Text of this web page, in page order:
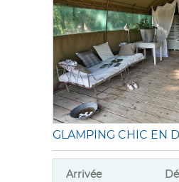
GLAMPING CHIC EN
Arrivée